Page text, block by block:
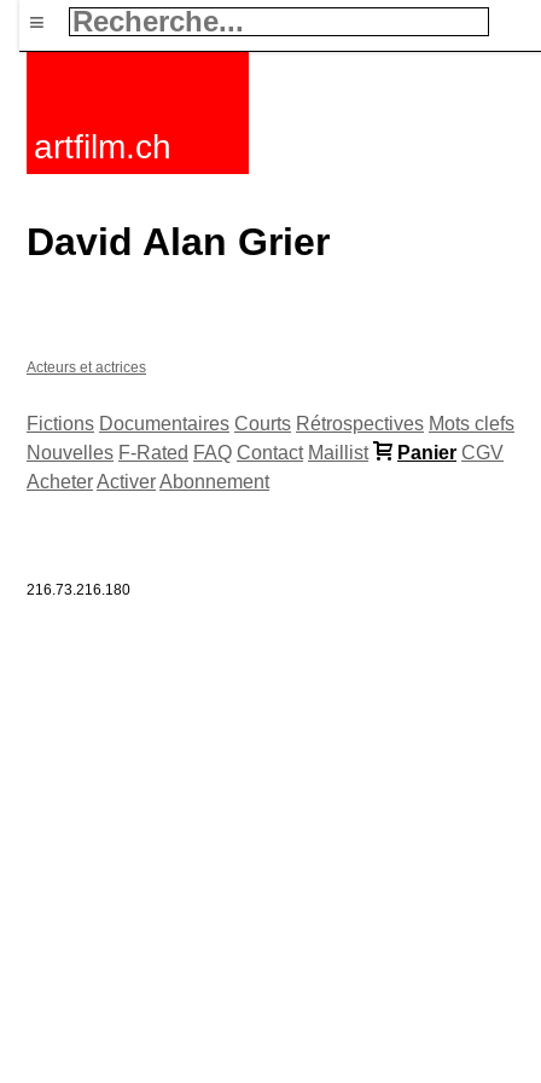
≡
artfilm.ch
David Alan Grier
Acteurs et actrices
Fictions Documentaires Courts Rétrospectives Mots clefs
Nouvelles F-Rated FAQ Contact Maillist Panier CGV
AcheterActiverAbonnement
216.73.216.180